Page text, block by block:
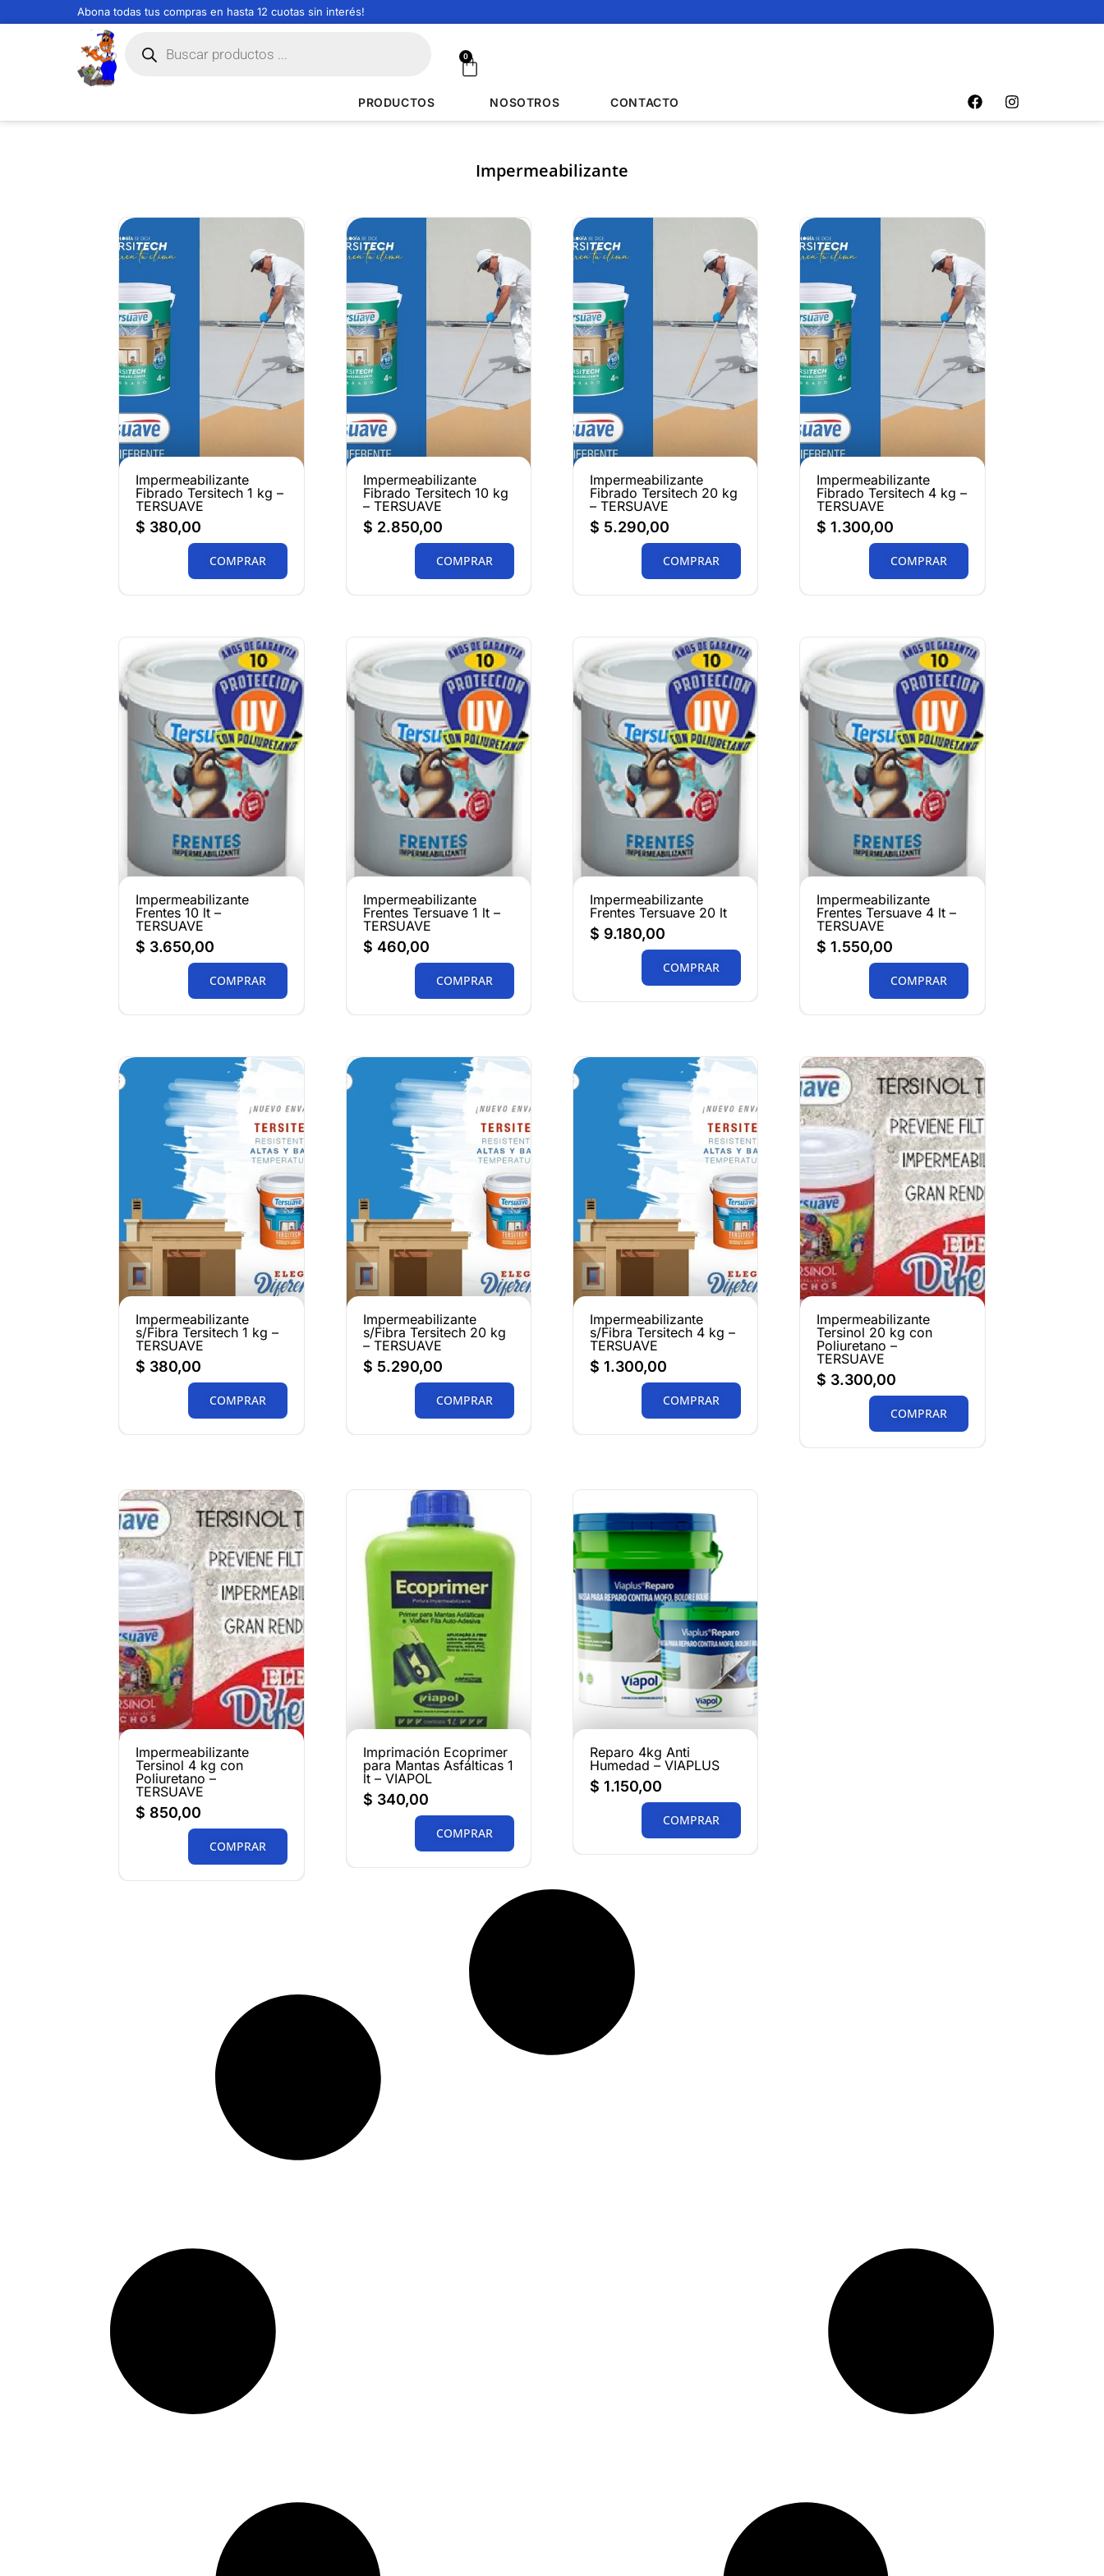
Abona todas tus compras en hasta 12 cuotas sin interés!
0
PRODUCTOS NOSOTROS CONTACTO
Impermeabilizante
Impermeabilizante
Fibrado Tersitech 1 kg –
TERSUAVE
$ 380,00
COMPRAR
Impermeabilizante
Fibrado Tersitech 10 kg
– TERSUAVE
$ 2.850,00
COMPRAR
Impermeabilizante
Fibrado Tersitech 20 kg
– TERSUAVE
$ 5.290,00
COMPRAR
Impermeabilizante
Fibrado Tersitech 4 kg –
TERSUAVE
$ 1.300,00
COMPRAR
Impermeabilizante
Frentes 10 lt –
TERSUAVE
$ 3.650,00
COMPRAR
Impermeabilizante
Frentes Tersuave 1 lt –
TERSUAVE
$ 460,00
COMPRAR
Impermeabilizante
Frentes Tersuave 20 lt
$ 9.180,00
COMPRAR
Impermeabilizante
Frentes Tersuave 4 lt –
TERSUAVE
$ 1.550,00
COMPRAR
Impermeabilizante
s/Fibra Tersitech 1 kg –
TERSUAVE
$ 380,00
COMPRAR
Impermeabilizante
s/Fibra Tersitech 20 kg
– TERSUAVE
$ 5.290,00
COMPRAR
Impermeabilizante
s/Fibra Tersitech 4 kg –
TERSUAVE
$ 1.300,00
COMPRAR
Impermeabilizante
Tersinol 20 kg con
Poliuretano –
TERSUAVE
$ 3.300,00
COMPRAR
Impermeabilizante
Tersinol 4 kg con
Poliuretano –
TERSUAVE
$ 850,00
COMPRAR
Imprimación Ecoprimer
para Mantas Asfálticas 1
lt – VIAPOL
$ 340,00
COMPRAR
Reparo 4kg Anti
Humedad – VIAPLUS
$ 1.150,00
COMPRAR